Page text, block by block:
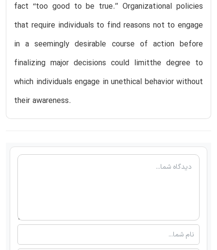
fact ‘‘too good to be true.’’ Organizational policies
that require individuals to find reasons not to engage
in a seemingly desirable course of action before
finalizing major decisions could limitthe degree to
which individuals engage in unethical behavior without
their awareness.